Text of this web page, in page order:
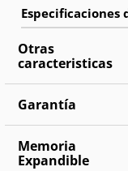
OS:Android 15
Otras
caracteristicas
Garantía
Memoria
Expandible